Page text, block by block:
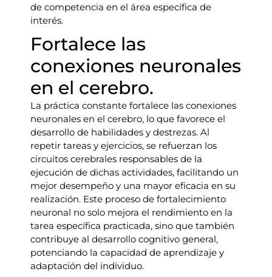
de competencia en el área específica de
interés.
Fortalece las
conexiones neuronales
en el cerebro.
La práctica constante fortalece las conexiones
neuronales en el cerebro, lo que favorece el
desarrollo de habilidades y destrezas. Al
repetir tareas y ejercicios, se refuerzan los
circuitos cerebrales responsables de la
ejecución de dichas actividades, facilitando un
mejor desempeño y una mayor eficacia en su
realización. Este proceso de fortalecimiento
neuronal no solo mejora el rendimiento en la
tarea específica practicada, sino que también
contribuye al desarrollo cognitivo general,
potenciando la capacidad de aprendizaje y
adaptación del individuo.